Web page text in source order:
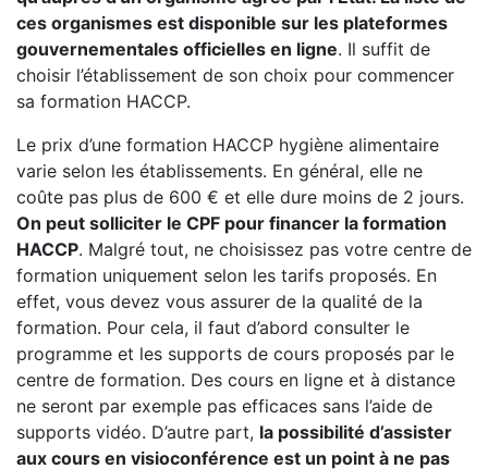
ces organismes est disponible sur les plateformes
gouvernementales officielles en ligne. Il suffit de
choisir l’établissement de son choix pour commencer
sa formation HACCP.
Le prix d’une formation HACCP hygiène alimentaire
varie selon les établissements. En général, elle ne
coûte pas plus de 600 € et elle dure moins de 2 jours.
On peut solliciter le CPF pour financer la formation
HACCP. Malgré tout, ne choisissez pas votre centre de
formation uniquement selon les tarifs proposés. En
effet, vous devez vous assurer de la qualité de la
formation. Pour cela, il faut d’abord consulter le
programme et les supports de cours proposés par le
centre de formation. Des cours en ligne et à distance
ne seront par exemple pas efficaces sans l’aide de
supports vidéo. D’autre part, la possibilité d’assister
aux cours en visioconférence est un point à ne pas